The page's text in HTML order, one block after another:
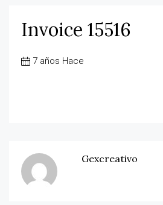
Invoice 15516
7 años Hace
Gexcreativo